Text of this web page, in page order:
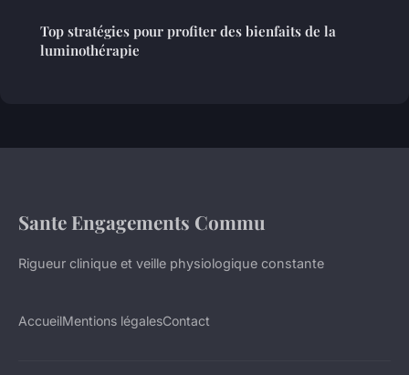
Top stratégies pour profiter des bienfaits de la
luminothérapie
Sante Engagements Commu
Rigueur clinique et veille physiologique constante
AccueilMentions légalesContact